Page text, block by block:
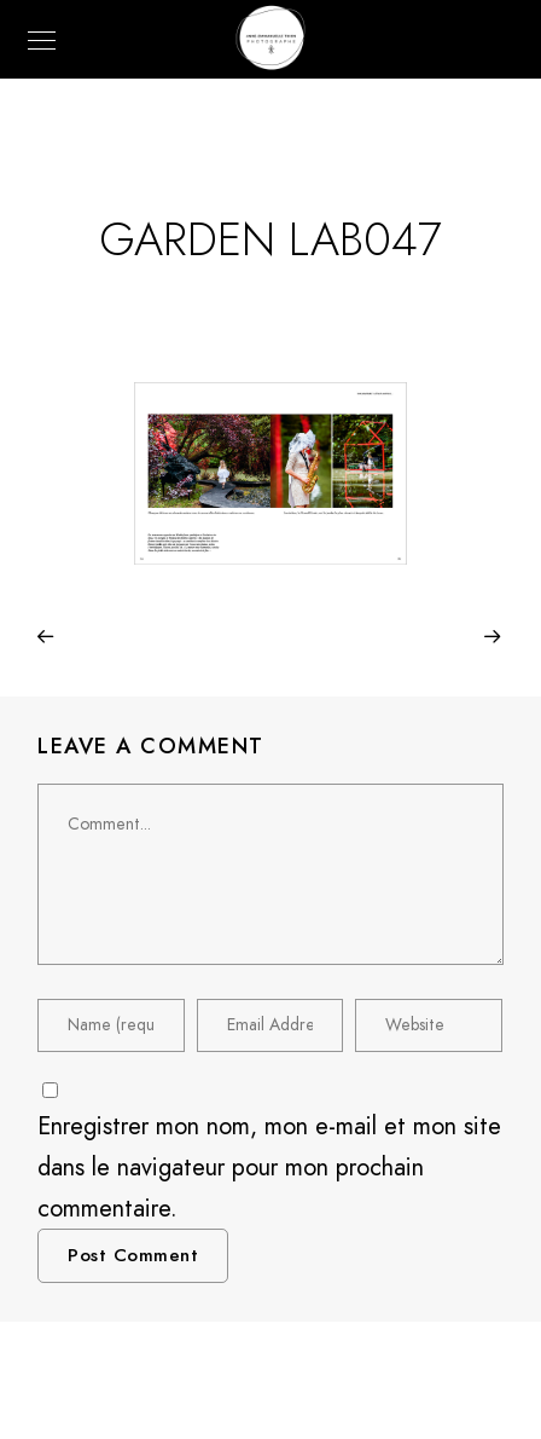
GARDEN LAB047
LEAVE A COMMENT
Enregistrer mon nom, mon e-mail et mon site
dans le navigateur pour mon prochain
commentaire.